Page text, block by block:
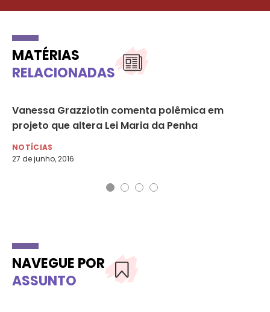
MATÉRIAS
RELACIONADAS
Vanessa Grazziotin comenta polêmica em
projeto que altera Lei Maria da Penha
NOTÍCIAS
27 de junho, 2016
NAVEGUE POR
ASSUNTO